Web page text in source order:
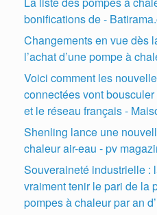
bonifications de -
Changements en vue dès
l’achat d’une pompe à
Voici comment les
connectées vont
et le réseau français -
Shenling lance une
chaleur air-eau - pv
Souveraineté industrielle :
vraiment tenir le pari de la
pompes à chaleur par an